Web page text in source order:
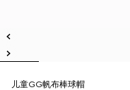
儿童GG帆布棒球帽